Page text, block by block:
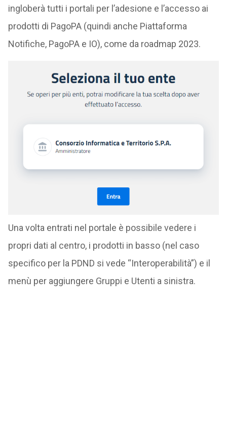
ingloberà tutti i portali per l’adesione e l’accesso ai
prodotti di PagoPA (quindi anche Piattaforma
Notifiche, PagoPA e IO), come da roadmap 2023.
Una volta entrati nel portale è possibile vedere i
propri dati al centro, i prodotti in basso (nel caso
specifico per la PDND si vede “Interoperabilità”) e il
menù per aggiungere Gruppi e Utenti a sinistra.